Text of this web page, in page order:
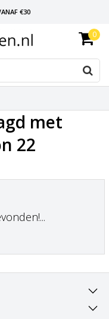
€30
0
met
22